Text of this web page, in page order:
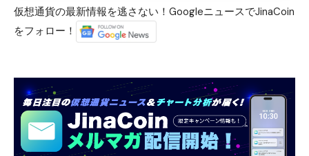
仮想通貨の最新情報を逃さない！GoogleニュースでJinaCoin
をフォロー！